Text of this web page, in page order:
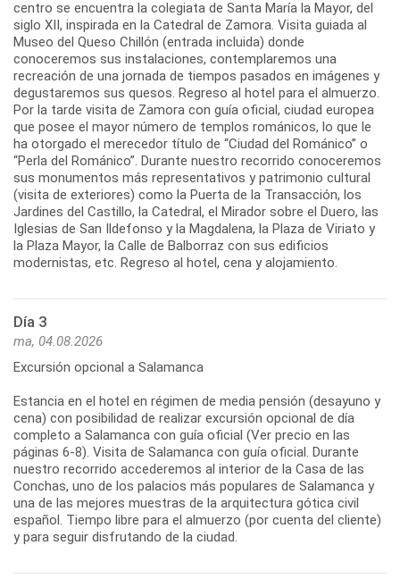
centro se encuentra la colegiata de Santa María la Mayor, del
siglo XII, inspirada en la Catedral de Zamora. Visita guiada al
Museo del Queso Chillón (entrada incluida) donde
conoceremos sus instalaciones, contemplaremos una
recreación de una jornada de tiempos pasados en imágenes y
degustaremos sus quesos. Regreso al hotel para el almuerzo.
Por la tarde visita de Zamora con guía oficial, ciudad europea
que posee el mayor número de templos románicos, lo que le
ha otorgado el merecedor título de “Ciudad del Románico” o
“Perla del Románico”. Durante nuestro recorrido conoceremos
sus monumentos más representativos y patrimonio cultural
(visita de exteriores) como la Puerta de la Transacción, los
Jardines del Castillo, la Catedral, el Mirador sobre el Duero, las
Iglesias de San Ildefonso y la Magdalena, la Plaza de Viriato y
la Plaza Mayor, la Calle de Balborraz con sus edificios
modernistas, etc. Regreso al hotel, cena y alojamiento.
Día 3
ma, 04.08.2026
Excursión opcional a Salamanca
Estancia en el hotel en régimen de media pensión (desayuno y
cena) con posibilidad de realizar excursión opcional de día
completo a Salamanca con guía oficial (Ver precio en las
páginas 6-8). Visita de Salamanca con guía oficial. Durante
nuestro recorrido accederemos al interior de la Casa de las
Conchas, uno de los palacios más populares de Salamanca y
una de las mejores muestras de la arquitectura gótica civil
español. Tiempo libre para el almuerzo (por cuenta del cliente)
y para seguir disfrutando de la ciudad.